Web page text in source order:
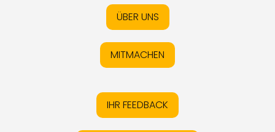
ÜBER UNS
MITMACHEN
IHR FEEDBACK